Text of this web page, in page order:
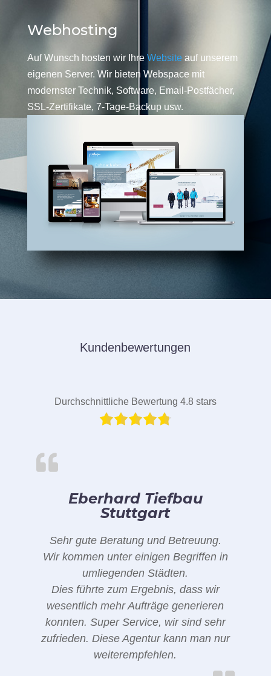
Webhosting
Auf Wunsch hosten wir Ihre Website auf unserem
eigenen Server. Wir bieten Webspace mit
modernster Technik, Software, Email-Postfächer,
SSL-Zertifikate, 7-Tage-Backup usw.
Kundenbewertungen
Durchschnittliche Bewertung 4.8 stars
Eberhard Tiefbau
Stuttgart
Sehr gute Beratung und Betreuung.
Wir kommen unter einigen Begriffen in
umliegenden Städten.
Dies führte zum Ergebnis, dass wir
wesentlich mehr Aufträge generieren
konnten. Super Service, wir sind sehr
zufrieden. Diese Agentur kann man nur
weiterempfehlen.